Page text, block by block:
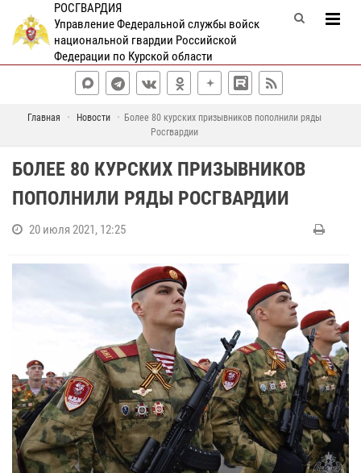
РОСГВАРДИЯ
Управление Федеральной службы войск
национальной гвардии Российской
Федерации по Курской области
Главная Новости
Более 80 курских призывников пополнили ряды
Росгвардии
БОЛЕЕ 80 КУРСКИХ ПРИЗЫВНИКОВ
ПОПОЛНИЛИ РЯДЫ РОСГВАРДИИ
20 июля 2021, 12:25